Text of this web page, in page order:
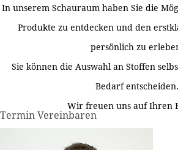
In unserem Schauraum haben Sie die
Produkte zu entdecken und den
persönlich zu
Sie können die Auswahl an Stoffen
Bedarf entscheiden.
Wir freuen uns auf Ihren
Termin Vereinbaren